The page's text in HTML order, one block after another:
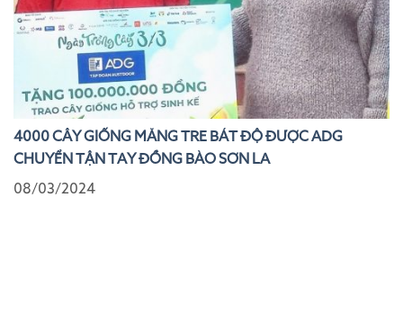
4000 CÂY GIỐNG MĂNG TRE BÁT ĐỘ ĐƯỢC ADG
CHUYỂN TẬN TAY ĐỒNG BÀO SƠN LA
08/03/2024